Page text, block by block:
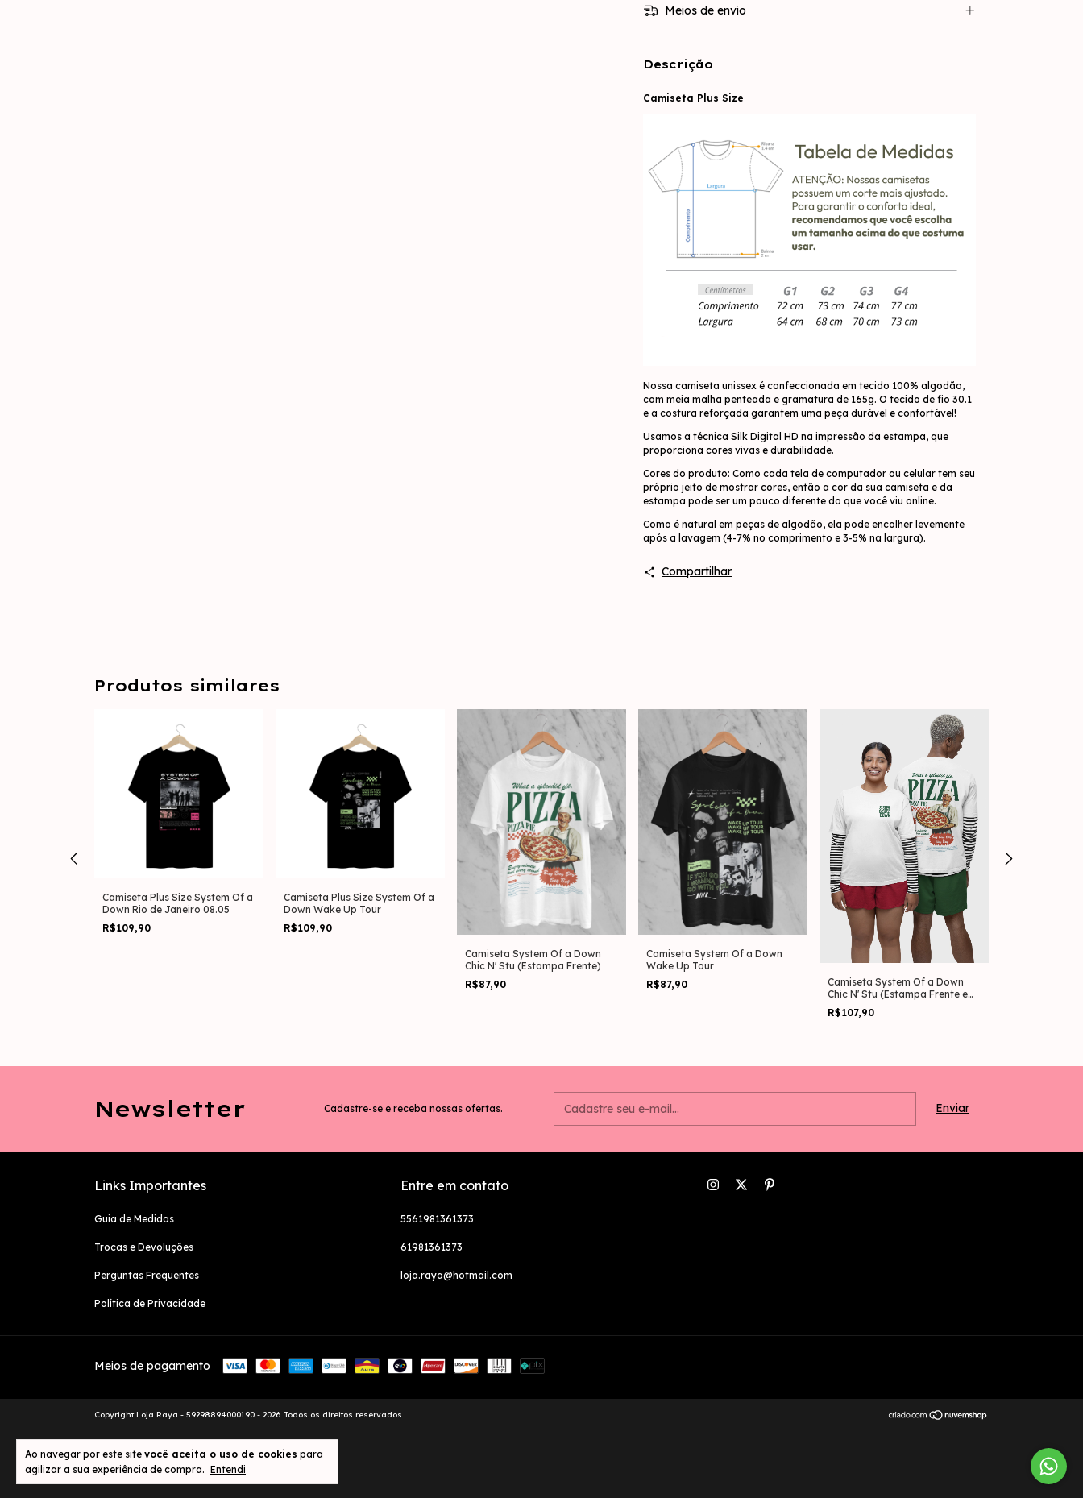
Ao navegar por este site você aceita o uso de cookies para
agilizar a sua experiência de compra. Entendi
Meios de envio
Descrição
Camiseta Plus Size
Nossa camiseta unissex é confeccionada em tecido 100% algodão,
com meia malha penteada e gramatura de 165g. O tecido de fio 30.1
e a costura reforçada garantem uma peça durável e confortável!
Usamos a técnica Silk Digital HD na impressão da estampa, que
proporciona cores vivas e durabilidade.
Cores do produto: Como cada tela de computador ou celular tem seu
próprio jeito de mostrar cores, então a cor da sua camiseta e da
estampa pode ser um pouco diferente do que você viu online.
Como é natural em peças de algodão, ela pode encolher levemente
após a lavagem (4-7% no comprimento e 3-5% na largura).
Compartilhar
Produtos similares
Camiseta Plus Size System Of a
Down Rio de Janeiro 08.05
R$109,90
Camiseta Plus Size System Of a
Down Wake Up Tour
R$109,90
Camiseta System Of a Down
Chic N' Stu (Estampa Frente)
R$87,90
Camiseta System Of a Down
Wake Up Tour
R$87,90
Camiseta System Of a Down
Chic N' Stu (Estampa Frente e
Costas)
R$107,90
Newsletter Cadastre-se e receba nossas ofertas.
Links Importantes
Guia de Medidas
Trocas e Devoluções
Perguntas Frequentes
Política de Privacidade
Entre em contato
5561981361373
61981361373
loja.raya@hotmail.com
Meios de pagamento
Copyright Loja Raya - 59298894000190 - 2026. Todos os direitos reservados.